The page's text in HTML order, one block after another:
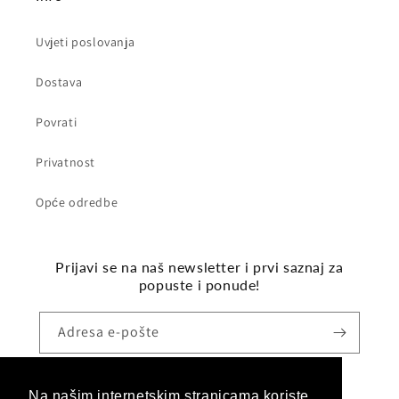
Uvjeti poslovanja
Dostava
Povrati
Privatnost
Opće odredbe
Prijavi se na naš newsletter i prvi saznaj za
popuste i ponude!
Adresa e-pošte